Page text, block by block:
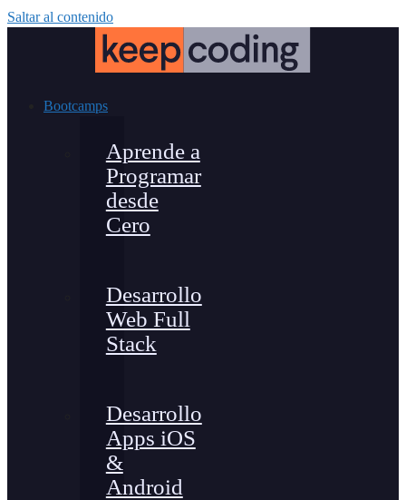
Saltar al contenido
Bootcamps
Aprende a
Programar
desde
Cero
Desarrollo
Web Full
Stack
Desarrollo
Apps iOS
&
Android